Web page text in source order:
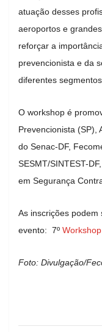
atuação desses
aeroportos e
reforçar a
prevencionista e da
diferentes
O workshop é
Prevencionista (SP),
do Senac-DF,
SESMT/SINTEST-
em Segurança
As inscrições
evento: 7º
Foto: Divulgação/